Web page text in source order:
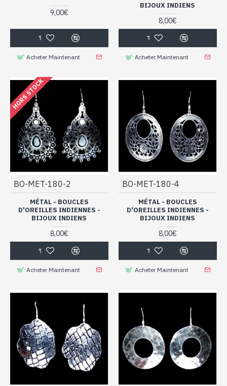
9,00€
Acheter Maintenant
BIJOUX INDIENS
8,00€
Acheter Maintenant
HORS STOCK
BO-MET-180-2
MÉTAL - BOUCLES
D'OREILLES INDIENNES -
BIJOUX INDIENS
8,00€
Acheter Maintenant
BO-MET-180-4
MÉTAL - BOUCLES
D'OREILLES INDIENNES -
BIJOUX INDIENS
8,00€
Acheter Maintenant